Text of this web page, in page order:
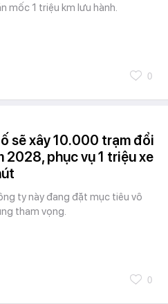
mốc 1 triệu km lưu hành.
0
sẽ xây 10.000 trạm đổi
2028, phục vụ 1 triệu xe
ty này đang đặt mục tiêu vô
tham vọng.
0